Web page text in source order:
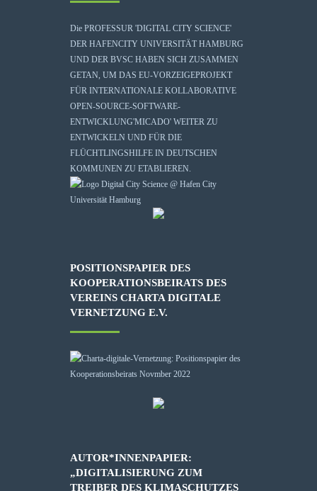
Die PROFESSUR 'DIGITAL CITY SCIENCE'
DER HAFENCITY UNIVERSITÄT HAMBURG
UND DER BVSC HABEN SICH ZUSAMMEN
GETAN, UM DAS EU-VORZEIGEPROJEKT
FÜR INTERNATIONALE KOLLABORATIVE
OPEN-SOURCE-SOFTWARE-
ENTWICKLUNG'MICADO' WEITER ZU
ENTWICKELN UND FÜR DIE
FLÜCHTLINGSHILFE IN DEUTSCHEN
KOMMUNEN ZU ETABLIEREN.
POSITIONSPAPIER DES
KOOPERATIONSBEIRATS DES
VEREINS CHARTA DIGITALE
VERNETZUNG E.V.
AUTOR*INNENPAPIER:
„DIGITALISIERUNG ZUM
TREIBER DES KLIMASCHUTZES